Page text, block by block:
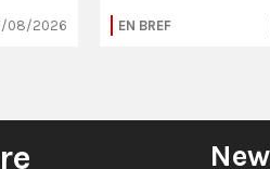
08/2026 EN BREF